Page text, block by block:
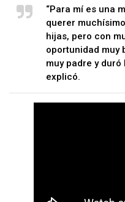
“Para mí es una
querer
hijas, pero con
oportunidad muy
muy padre y
explicó.